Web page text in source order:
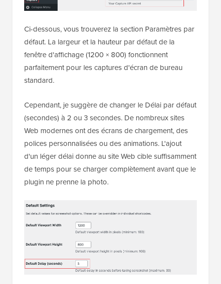
Ci-dessous, vous trouverez la section Paramètres par
défaut. La largeur et la hauteur par défaut de la
fenêtre d'affichage (1200 × 800) fonctionnent
parfaitement pour les captures d'écran de bureau
standard.
Cependant, je suggère de changer le Délai par défaut
(secondes) à 2 ou 3 secondes. De nombreux sites
Web modernes ont des écrans de chargement, des
polices personnalisées ou des animations. L'ajout
d'un léger délai donne au site Web cible suffisamment
de temps pour se charger complètement avant que le
plugin ne prenne la photo.